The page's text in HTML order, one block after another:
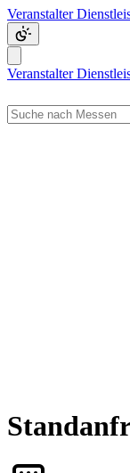
Veranstalter
Veranstalter